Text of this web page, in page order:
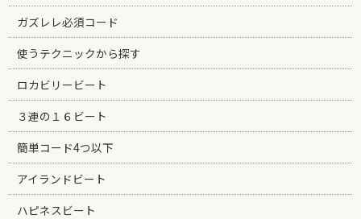
ガズレレ必須コード
使うテクニックから探す
ロカビリービート
３連の１６ビート
簡単コード4つ以下
アイランドビート
ハピネスビート